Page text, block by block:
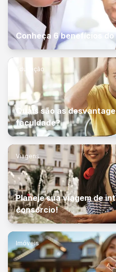
Conheça 6 benefícios
Educação
Quais são as
faculdade?
Viagens
Planeje sua viagem de
consórcio!
Imóveis